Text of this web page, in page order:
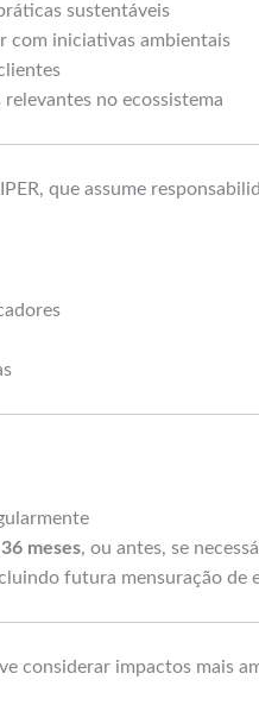
sustentáveis
com iniciativas ambientais
no ecossistema
que assume
36 meses, ou antes, se
futura mensuração de
considerar impactos mais